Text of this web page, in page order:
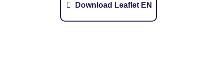
Download Leaflet EN